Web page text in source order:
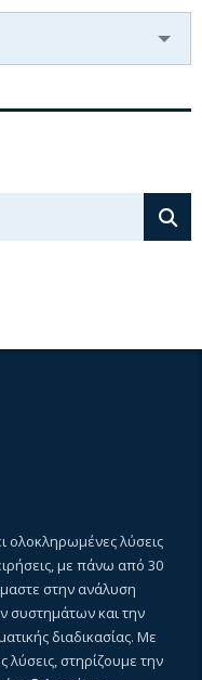
λύσεις
με πάνω από 30
στην ανάλυση
συστημάτων και την
διαδικασίας. Με
λύσεις, στηρίζουμε την